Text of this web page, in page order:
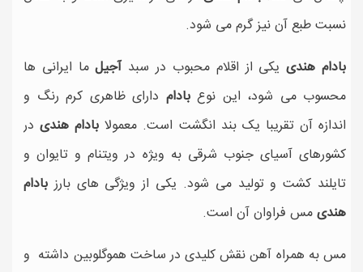
نسبت طبع آن نیز گرم می شود.
بادام هندی یکی از اقلام محبوب در سبد آجیلما ایرانی ها
محسوب می شود، این نوعبادام دارای ظاهری کرم رنگ و
اندازه آن تقریبا یک بند انگشت است. معمولابادام هندیدر
کشورهای آسیای جنوب شرقی به ویژه در ویتنام و تایوان و
تایلند کشت و تولید می شود. یکی از ویژگی های بارز بادام
هندیمس فراوان آن است.
مس به همراه آهن نقش کلیدی در ساخت هموگلوبین داشته و